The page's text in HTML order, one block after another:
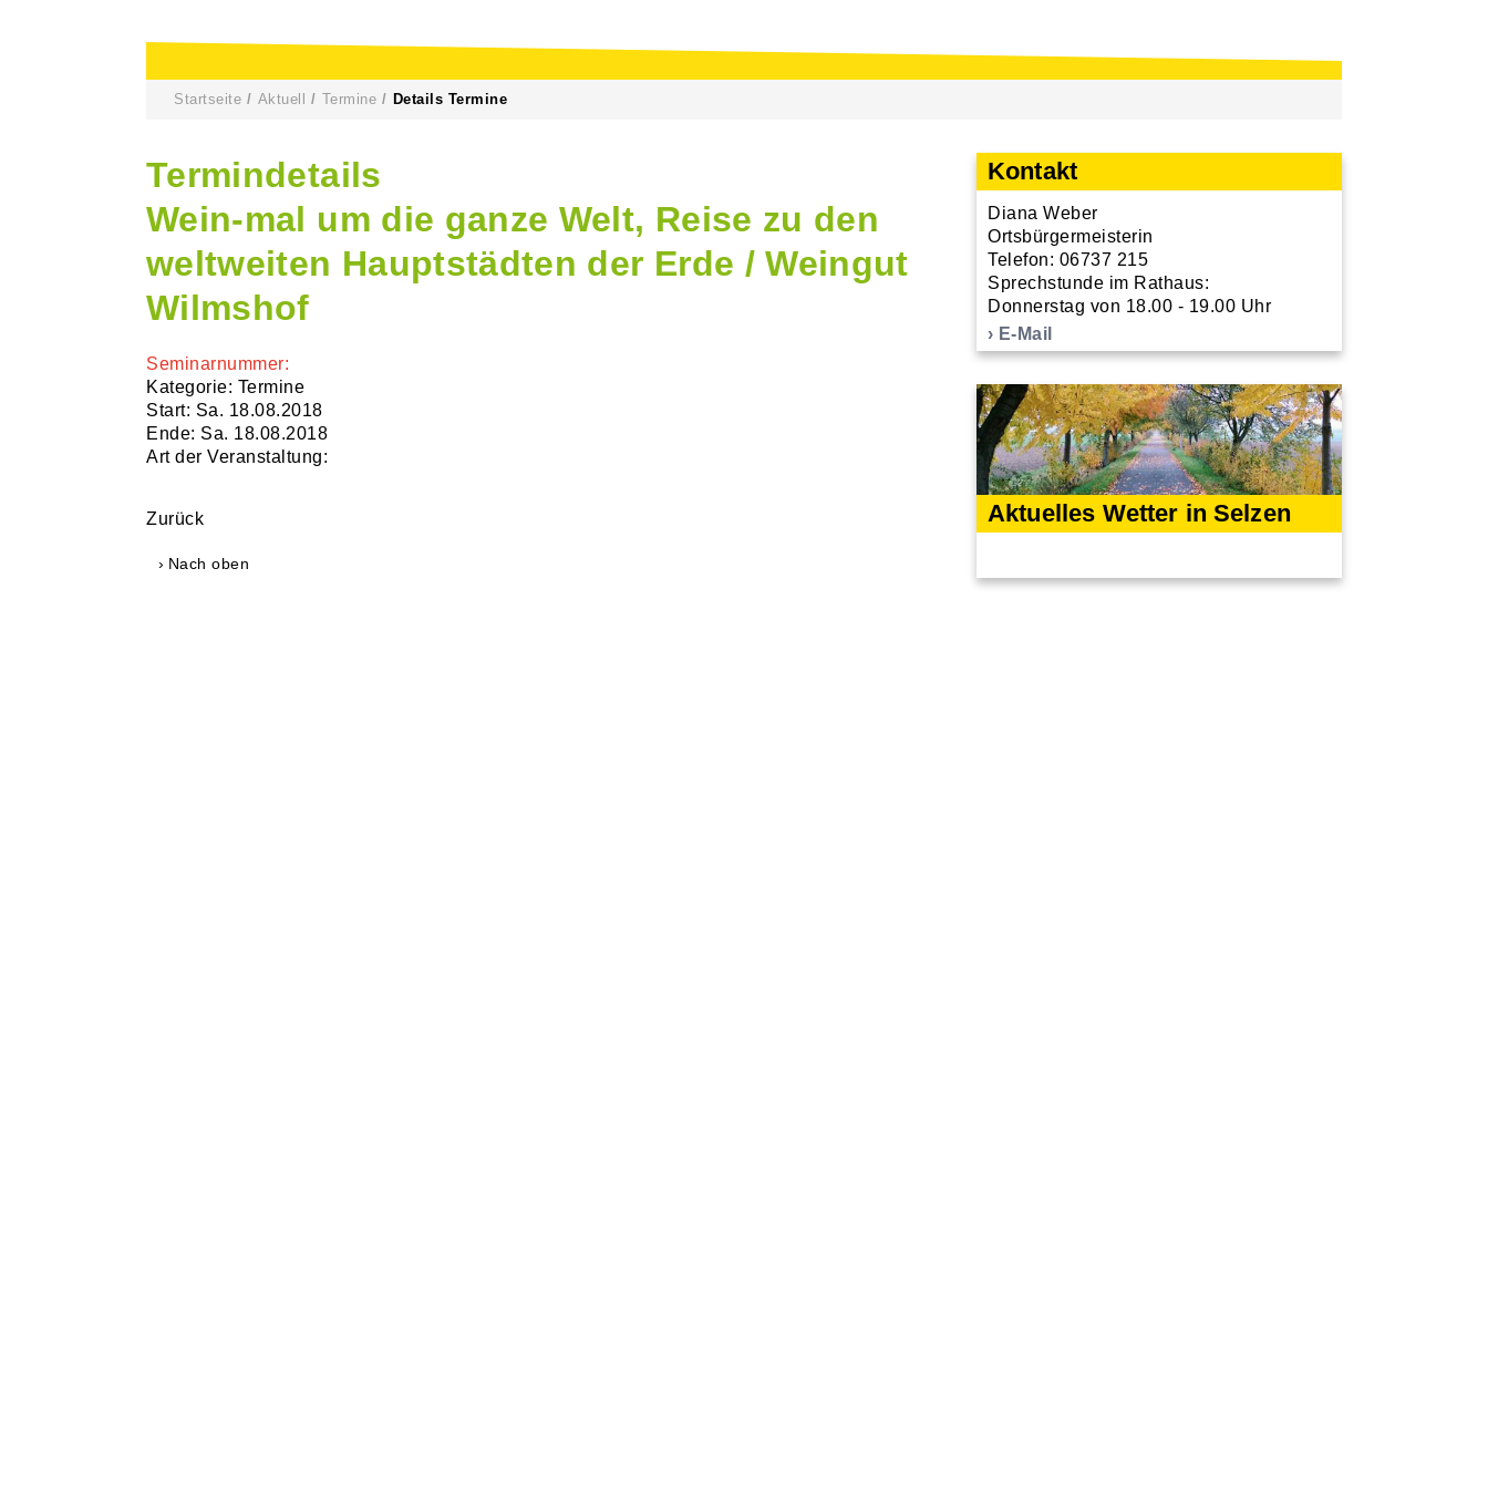
Startseite Aktuell Termine Details Termine
Kontakt
Diana Weber
Ortsbürgermeisterin
Telefon: 06737 215
Sprechstunde im Rathaus:
Donnerstag von 18.00 - 19.00 Uhr
E-Mail
Aktuelles Wetter in Selzen
Termindetails
Wein-mal um die ganze Welt, Reise zu den
weltweiten Hauptstädten der Erde / Weingut
Wilmshof
Seminarnummer:
Kategorie: Termine
Start: Sa. 18.08.2018
Ende: Sa. 18.08.2018
Art der Veranstaltung:
Zurück
Nach oben